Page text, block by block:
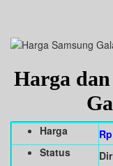
Harga
Harga
Status